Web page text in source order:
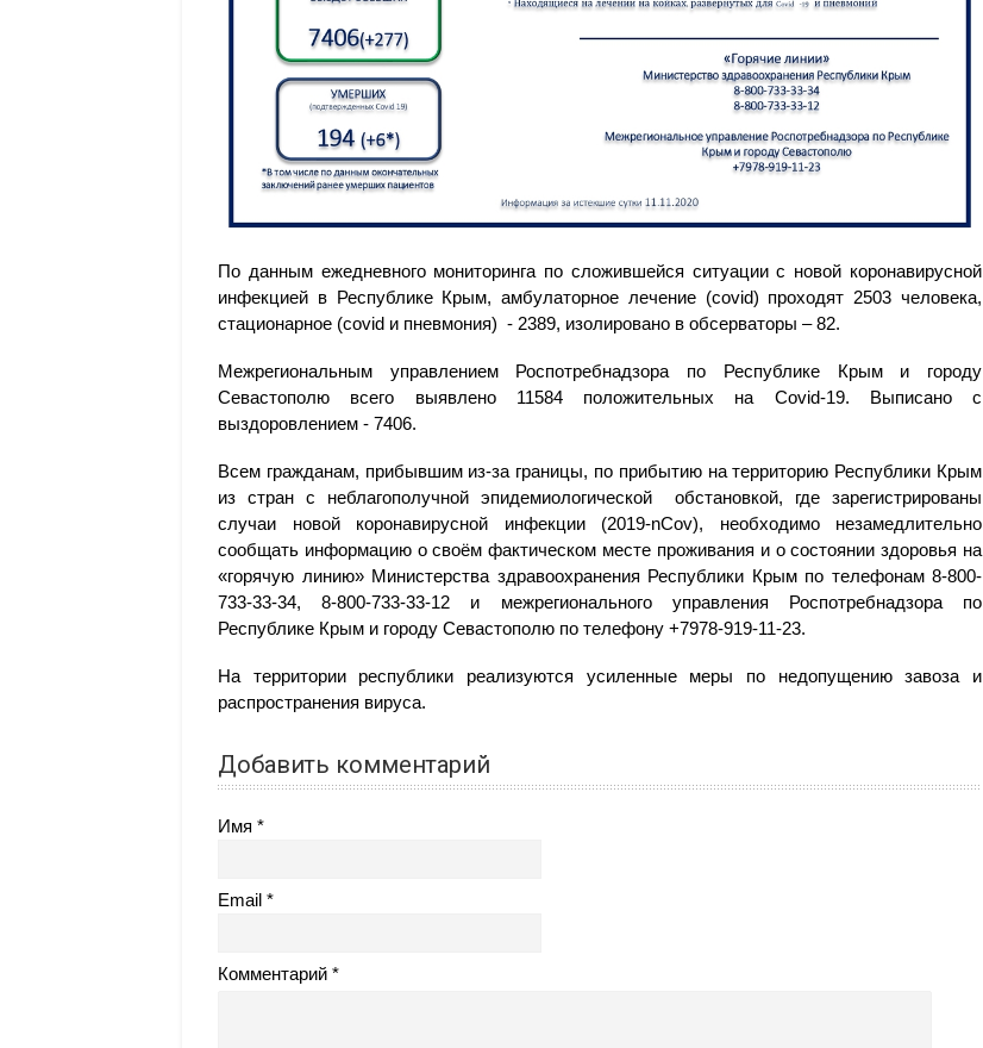
По данным ежедневного мониторинга по сложившейся ситуации с новой коронавирусной
инфекцией в Республике Крым, амбулаторное лечение (covid) проходят 2503 человека,
стационарное (covid и пневмония) - 2389, изолировано в обсерваторы – 82.
Межрегиональным управлением Роспотребнадзора по Республике Крым и городу
Севастополю всего выявлено 11584 положительных на Covid-19. Выписано с
выздоровлением - 7406.
Всем гражданам, прибывшим из-за границы, по прибытию на территорию Республики Крым
из стран с неблагополучной эпидемиологической обстановкой, где зарегистрированы
случаи новой коронавирусной инфекции (2019-nCov), необходимо незамедлительно
сообщать информацию о своём фактическом месте проживания и о состоянии здоровья на
«горячую линию» Министерства здравоохранения Республики Крым по телефонам 8-800-
733-33-34, 8-800-733-33-12 и межрегионального управления Роспотребнадзора по
Республике Крым и городу Севастополю по телефону +7978-919-11-23.
На территории республики реализуются усиленные меры по недопущению завоза и
распространения вируса.
Добавить комментарий
Имя
Email
Комментарий